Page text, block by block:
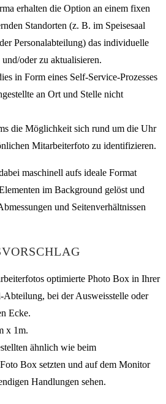
erhalten die Option an einem fixen
Standorten (z. B. im Speisesaal
Personalabteilung) das individuelle
oder zu aktualisieren.
in Form eines Self-Service-Prozesses
an Ort und Stelle nicht
die Möglichkeit sich rund um die Uhr
Mitarbeiterfoto zu identifizieren.
maschinell aufs ideale Format
im Background gelöst und
und Seitenverhältnissen
optimierte Photo Box in Ihrer
bei der Ausweisstelle oder
Ecke.
x 1m.
ähnlich wie beim
Box setzten und auf dem Monitor
Handlungen sehen.